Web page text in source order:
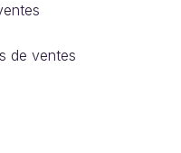
de ventes
of this course
to all chapters) by
les